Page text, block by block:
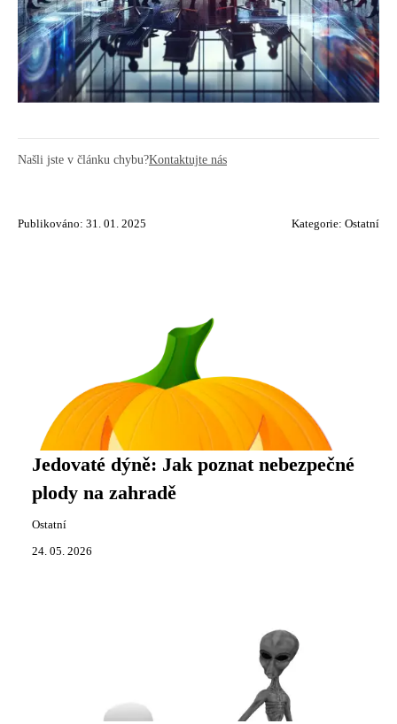
Našli jste v článku chybu?Kontaktujte nás
Publikováno: 31. 01. 2025 Kategorie: Ostatní
Jedovaté dýně: Jak poznat nebezpečné
plody na zahradě
Ostatní
24. 05. 2026